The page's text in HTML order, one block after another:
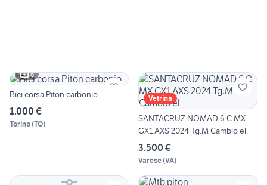
6
Bici corsa Piton carbonio
1.000 €
Torino(TO)
Vetrina
SANTACRUZ NOMAD 6 C MX
GX1 AXS 2024 Tg.M Cambio el
3.500 €
Varese(VA)